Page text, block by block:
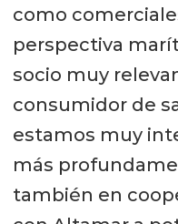
como
perspectiva
socio muy
consumidor de
estamos muy
más
también en